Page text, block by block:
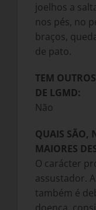
joelhos a
nos pés, no
braços,
de pato.
TEM
DE LGMD:
Não
QUAIS SÃO,
MAIORES
O carácter
assustador.
também é